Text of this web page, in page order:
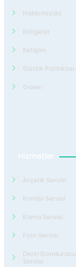
Hakkımızda
Bölgeler
İletişim
Gizlilik Politikası
Galeri
Hizmetler
Arçelik Servisi
Kombi Servisi
Klima Servisi
Fırın Servisi
Derin Dondurucu
Servisi